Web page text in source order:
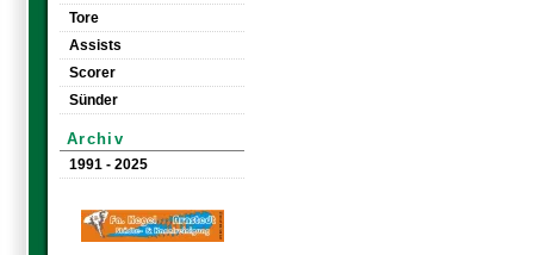
Tore
Assists
Scorer
Sünder
Archiv
1991 - 2025